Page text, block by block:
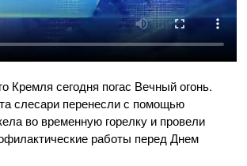
Кремля сегодня погас Вечный огонь.
слесари перенесли с помощью
во временную горелку и провели
работы перед Днем